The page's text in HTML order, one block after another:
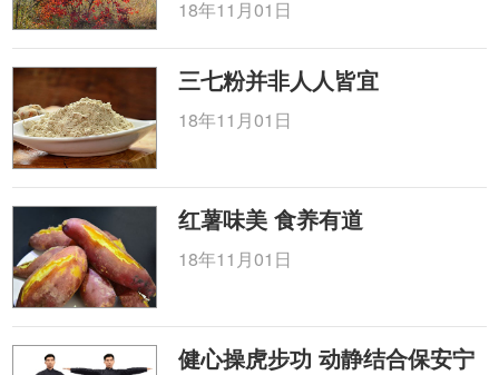
18年11月01日
三七粉并非人人皆宜
18年11月01日
红薯味美 食养有道
18年11月01日
健心操虎步功 动静结合保安宁